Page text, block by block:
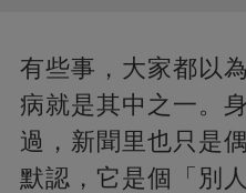
有些事，大家都以
病就是其中之一。
過，新聞里也只是
默認，它是個「別